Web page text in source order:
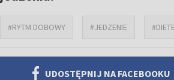
#RYTM DOBOWY #JEDZENIE
UDOSTĘPNIJ NA FACEBOOKU